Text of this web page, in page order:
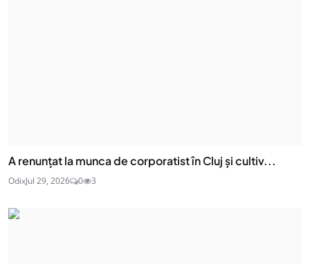
A renunțat la munca de corporatist în Cluj și cultiv...
OdixJul 29, 2026 0 3